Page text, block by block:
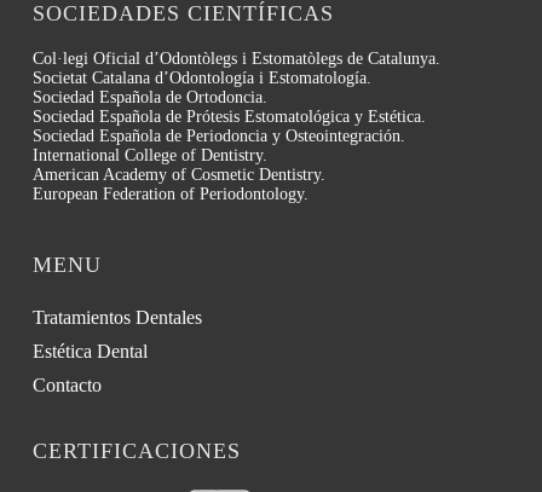
SOCIEDADES CIENTÍFICAS
Col·legi Oficial d’Odontòlegs i Estomatòlegs de Catalunya.
Societat Catalana d’Odontología i Estomatología.
Sociedad Española de Ortodoncia.
Sociedad Española de Prótesis Estomatológica y Estética.
Sociedad Española de Periodoncia y Osteointegración.
International College of Dentistry.
American Academy of Cosmetic Dentistry.
European Federation of Periodontology.
MENU
Tratamientos Dentales
Estética Dental
Contacto
CERTIFICACIONES